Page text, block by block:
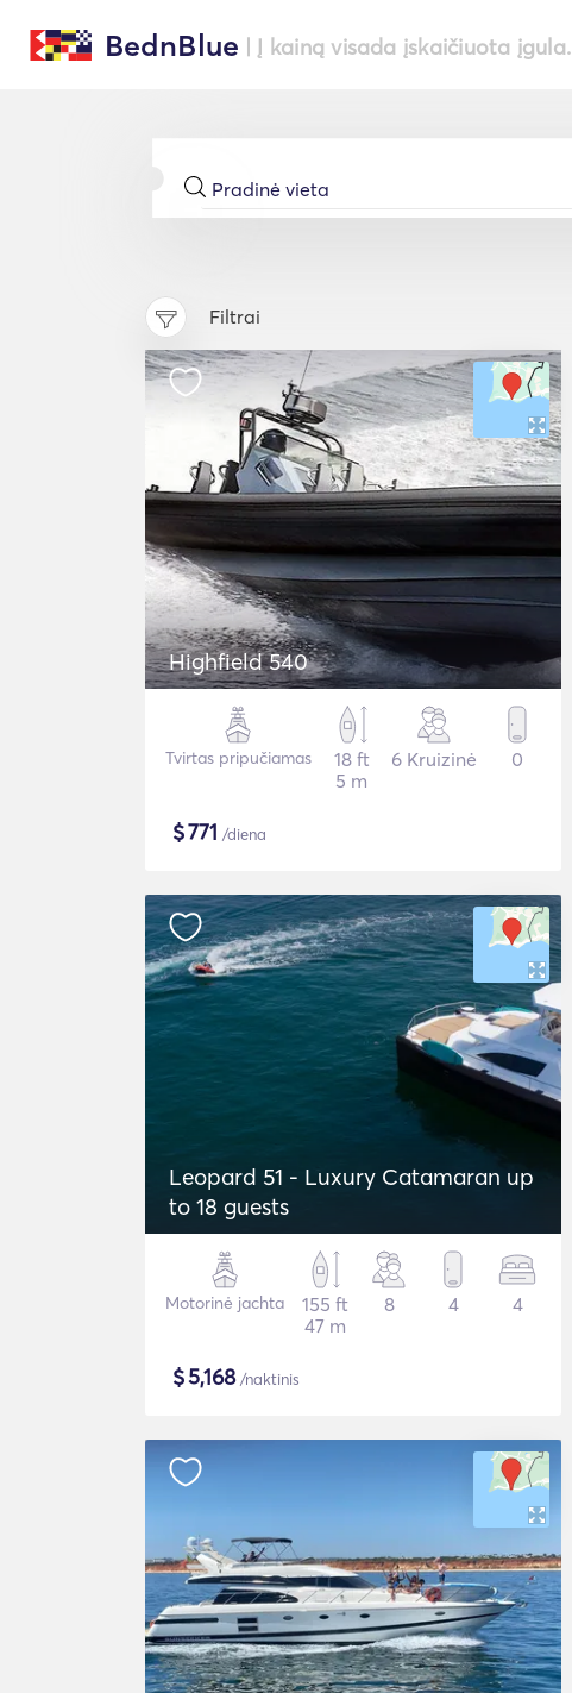
BednBlue | Į kainą visada įskaičiuota įgula.
Filtrai
Highfield 540
Tvirtas pripučiamas
18 ft
5 m
6 Kruizinė 0
$771 /diena
Leopard 51 - Luxury Catamaran up
to 18 guests
Motorinė jachta
155 ft
47 m
8 4 4
$5,168/naktinis